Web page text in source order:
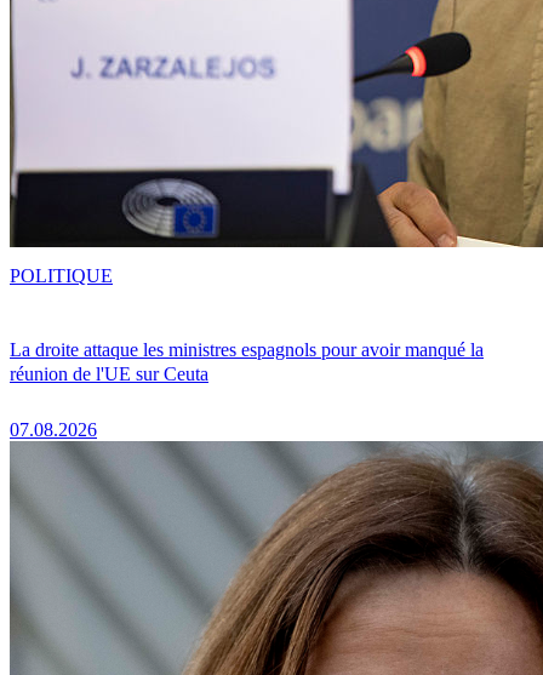
La droite attaque les ministres espagnols pour avoir manqué la
réunion de l'UE sur Ceuta
07.08.2026
POLITIQUE